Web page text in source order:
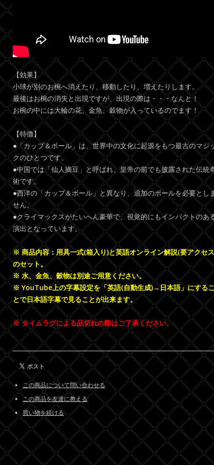
【効果】
小球が別のお椀へ消えたり、移動したり、増えたりします。
最後はお椀の消失と出現ですが、出現の際は・・・なんと！
お椀の中には大輪の花、金魚、穀物が入っているのでます！
【特徴】
●「カップ＆ボール」は、世界中の文化に起源をもつ最古のマジ
クのひとつです。
●中国では「仙人摘豆」と呼ばれ、皇帝の前でも披露された伝統
術です。
●西洋の「カップ＆ボール」と異なり、追加のボールを必要とし
せん。
●クライマックスがたいへん豪華で、視覚的にもインパクトのあ
演出となっています。
※ 商品内容：用具一式(箱入り)と英語オンライン解説(要アクセ
のセット。
※ 水、金魚、穀物は別途ご用意ください。
※ YouTube上の字幕設定を「英語(自動生成)→日本語」にするこ
とで日本語字幕で見ることが出来ます。
※ タイムラグによる品切れの際はご了承ください。
この商品について問い合わせる
この商品を友達に教える
買い物を続ける